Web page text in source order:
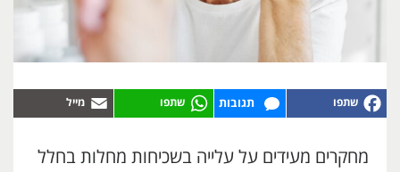
תגובות
מחקרים מעידים על עלייה בשכיחות מחלות בחלל